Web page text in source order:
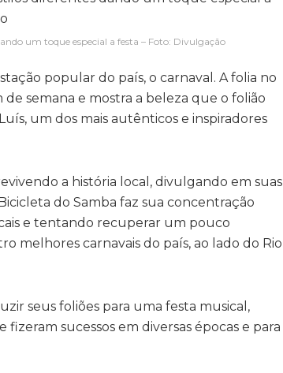
um toque especial a festa – Foto: Divulgação
popular do país, o carnaval. A folia no
semana e mostra a beleza que o folião
um dos mais autênticos e inspiradores
a história local, divulgando em suas
do Samba faz sua concentração
e tentando recuperar um pouco
melhores carnavais do país, ao lado do Rio
seus foliões para uma festa musical,
sucessos em diversas épocas e para